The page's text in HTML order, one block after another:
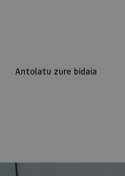
Antolatu zure bidaia